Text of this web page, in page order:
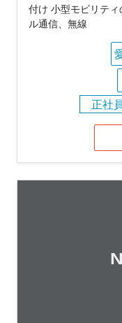
付け 小型モビリテ
ル通信、無線
正社